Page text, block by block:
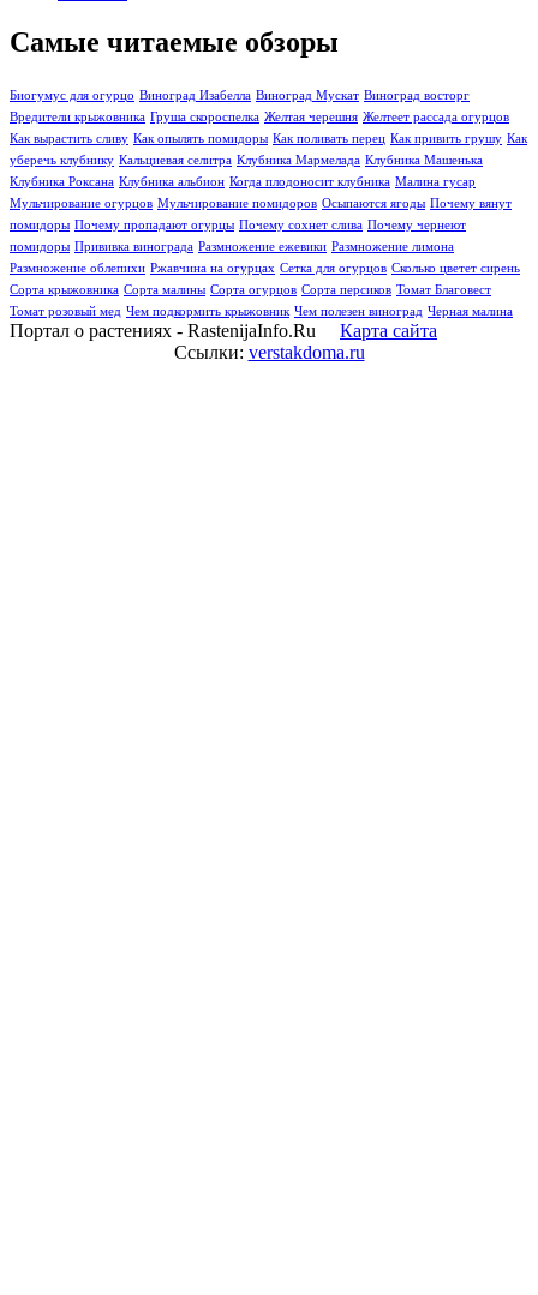
Самые читаемые обзоры
Биогумус для огурцо Виноград Изабелла Виноград Мускат Виноград восторг
Вредители крыжовника Груша скороспелка Желтая черешня Желтеет рассада огурцов
Как вырастить сливу Как опылять помидоры Как поливать перец Как привить грушу Как
уберечь клубнику Кальциевая селитра Клубника Мармелада Клубника Машенька
Клубника Роксана Клубника альбион Когда плодоносит клубника Малина гусар
Мульчирование огурцов Мульчирование помидоров Осыпаются ягоды Почему вянут
помидоры Почему пропадают огурцы Почему сохнет слива Почему чернеют
помидоры Прививка винограда Размножение ежевики Размножение лимона
Размножение облепихи Ржавчина на огурцах Сетка для огурцов Сколько цветет сирень
Сорта крыжовника Сорта малины Сорта огурцов Сорта персиков Томат Благовест
Томат розовый мед Чем подкормить крыжовник Чем полезен виноград Черная малина
Портал о растениях - RastenijaInfo.Ru
Карта сайта
Ссылки: verstakdoma.ru